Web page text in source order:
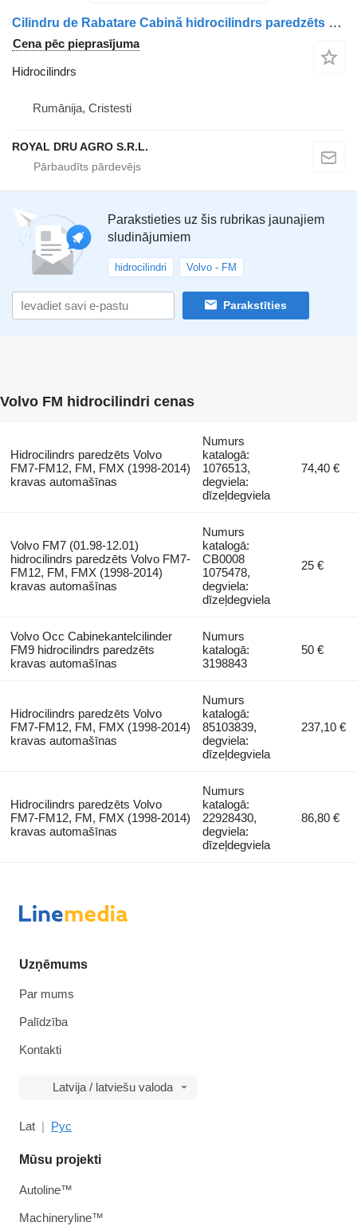
Cilindru de Rabatare Cabină hidrocilindrs paredzēts Volvo 15349 9710 kravas automašīnas
Cena pēc pieprasījuma
Hidrocilindrs
Rumānija, Cristesti
ROYAL DRU AGRO S.R.L.
Parakstieties uz šis rubrikas jaunajiem
sludinājumiem
hidrocilindri Volvo - FM
Parakstīties
Volvo FM hidrocilindri cenas
Hidrocilindrs paredzēts Volvo
FM7-FM12, FM, FMX (1998-2014)
kravas automašīnas
Numurs
katalogā:
1076513,
degviela:
dīzeļdegviela
74,40 €
Volvo FM7 (01.98-12.01)
hidrocilindrs paredzēts Volvo FM7-
FM12, FM, FMX (1998-2014)
kravas automašīnas
Numurs
katalogā:
CB0008
1075478,
degviela:
dīzeļdegviela
25 €
Volvo Occ Cabinekantelcilinder
FM9 hidrocilindrs paredzēts
kravas automašīnas
Numurs
katalogā:
3198843
50 €
Hidrocilindrs paredzēts Volvo
FM7-FM12, FM, FMX (1998-2014)
kravas automašīnas
Numurs
katalogā:
85103839,
degviela:
dīzeļdegviela
237,10 €
Hidrocilindrs paredzēts Volvo
FM7-FM12, FM, FMX (1998-2014)
kravas automašīnas
Numurs
katalogā:
22928430,
degviela:
dīzeļdegviela
86,80 €
Uzņēmums
Par mums
Palīdzība
Kontakti
Latvija / latviešu valoda
Lat Рус
Mūsu projekti
Autoline™
Machineryline™